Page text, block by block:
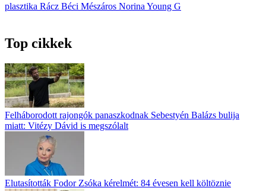
plasztika Rácz Béci Mészáros Norina Young G
Top cikkek
Felháborodott rajongók panaszkodnak Sebestyén Balázs bulija
miatt: Vitézy Dávid is megszólalt
Elutasították Fodor Zsóka kérelmét: 84 évesen kell költöznie